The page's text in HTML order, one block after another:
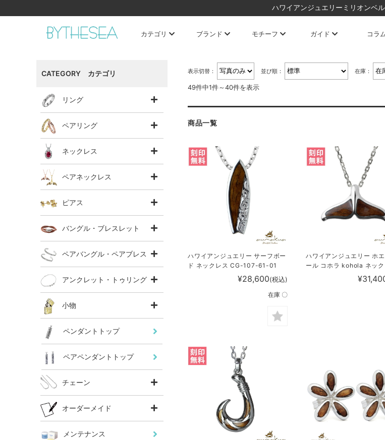
ハワイアンジュエリーミリオンベ
カテゴリ ブランド モチーフ ガイド コラ
CATEGORY カテゴリ
リング
ペアリング
ネックレス
ペアネックレス
ピアス
バングル・ブレスレット
ペアバングル・ペアブレス
アンクレット・トゥリング
小物
ペンダントトップ
ペアペンダントトップ
チェーン
オーダーメイド
メンテナンス
表示切替： 並び順： 在庫：
49件中1件～40件を表示
商品一覧
ハワイアンジュエリー サーフボー
ド ネックレス CG-107-61-01
¥28,600(税込)
在庫 〇
ハワイアンジュエリー ホ
ール コホラ kohola ネック